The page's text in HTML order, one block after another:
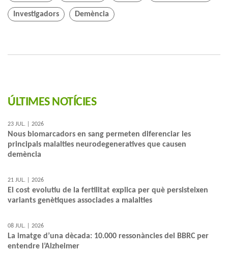
Investigadors Demència
ÚLTIMES NOTÍCIES
23 JUL. | 2026
Nous biomarcadors en sang permeten diferenciar les
principals malalties neurodegeneratives que causen
demència
21 JUL. | 2026
El cost evolutiu de la fertilitat explica per què persisteixen
variants genètiques associades a malalties
08 JUL. | 2026
La imatge d’una dècada: 10.000 ressonàncies del BBRC per
entendre l’Alzheimer